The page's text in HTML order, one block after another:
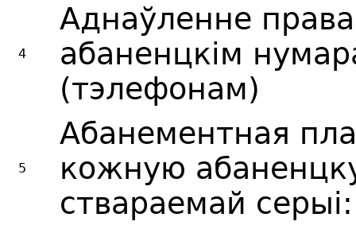
4
Аднаўленне
абаненцкім
(тэлефонам)
5
Абанементная
кожную
ствараемай серыі: